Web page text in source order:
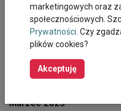
Czerwiec 2023
Maj 2023
Kwiecien 2023
Marzec 2023
marketingowych oraz
społecznościowych.
Prywatności . Czy
plików cookies?
Akceptuję